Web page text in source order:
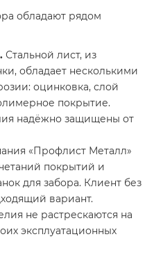
обладают рядом
Стальной лист, из
обладает несколькими
оцинковка, слой
покрытие.
надёжно защищены от
«Профлист Металл»
покрытий и
для забора. Клиент без
вариант.
не растрескаются на
эксплуатационных